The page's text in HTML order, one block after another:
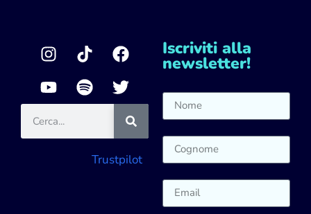
Trustpilot
Iscriviti alla
newsletter!